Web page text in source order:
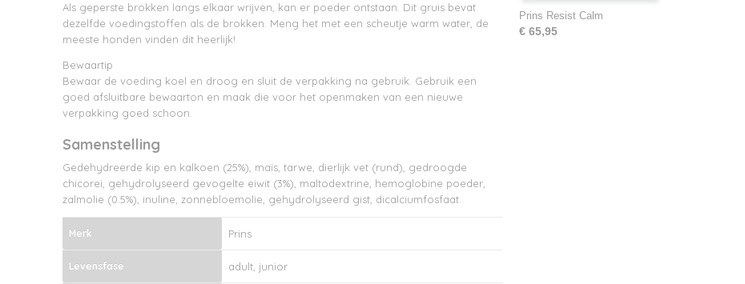
Als geperste brokken langs elkaar wrijven, kan er poeder ontstaan. Dit gruis bevat
dezelfde voedingstoffen als de brokken. Meng het met een scheutje warm water, de
meeste honden vinden dit heerlijk!
Bewaartip
Bewaar de voeding koel en droog en sluit de verpakking na gebruik. Gebruik een
goed afsluitbare bewaarton en maak die voor het openmaken van een nieuwe
verpakking goed schoon.
Samenstelling
Gedehydreerde kip en kalkoen (25%), maïs, tarwe, dierlijk vet (rund), gedroogde
chicorei, gehydrolyseerd gevogelte eiwit (3%), maltodextrine, hemoglobine poeder,
zalmolie (0.5%), inuline, zonnebloemolie, gehydrolyseerd gist, dicalciumfosfaat.
Merk Prins
Levensfase adult, junior
Prins Resist Calm
€ 65,95